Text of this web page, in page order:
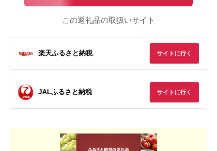
この返礼品の取扱いサイト
楽天ふるさと納税 サイトに行く
JALふるさと納税 サイトに行く